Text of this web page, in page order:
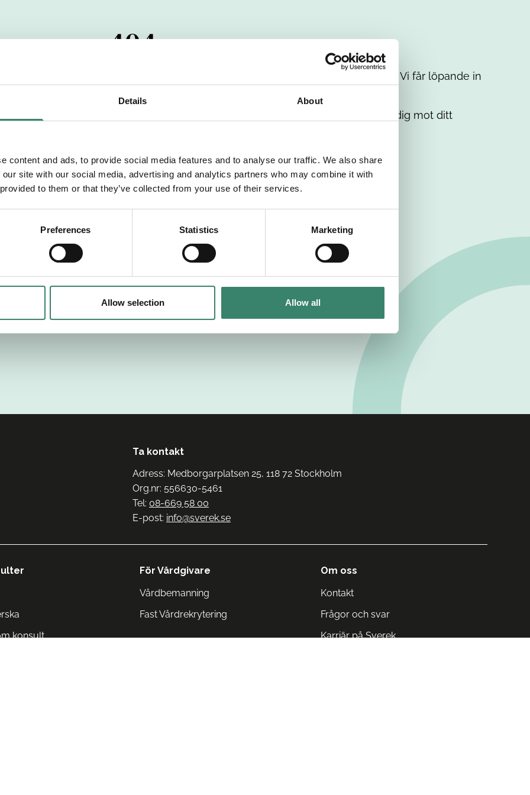
Details About
content and ads, to provide social media features and to analyse our traffic. We also share
site with our social media, advertising and analytics partners who may combine it with
to them or that they’ve collected from your use of their services.
Preferences Statistics Marketing
Allow selection Allow all
404
har passerats. Vi uppskattar verkligen ditt intresse. Misströsta inte. Vi får löpande in
dig med mer information om våra aktuella uppdrag. Tillsammans matchar vi dig mot ditt
Tillbaka till Sverek
Ta kontakt
Adress: Medborgarplatsen 25, 118 72 Stockholm
Org.nr: 556630-5461
Tel: 08-669 58 00
E-post: info@sverek.se
konsult
För Vårdgivare
Vårdbemanning
Fast Vårdrekrytering
Om oss
Kontakt
Frågor och svar
Karriär på Sverek